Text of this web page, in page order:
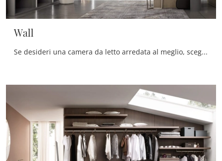
Wall
Se desideri una camera da letto arredata al meglio, scegli l'armadio Wall con ante scorrevoli di Maronese!